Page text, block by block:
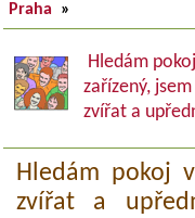
Praha
»
Hledám
zařízený,
zvířat a
Hledám pokoj
zvířat a